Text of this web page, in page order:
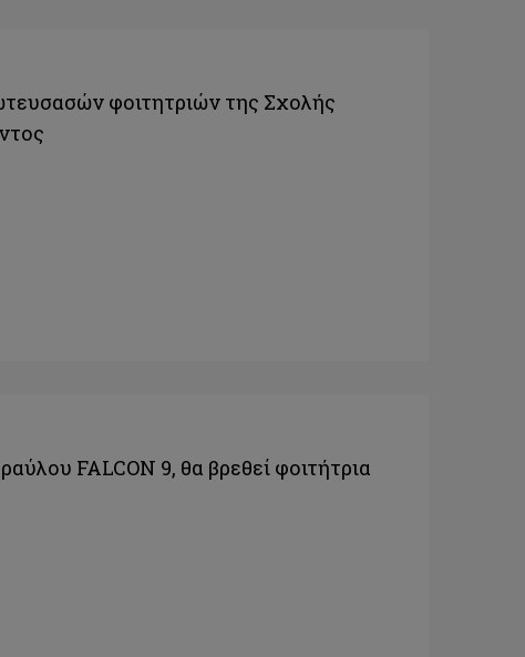
φοιτητριών της Σχολής
FALCON 9, θα βρεθεί φοιτήτρια